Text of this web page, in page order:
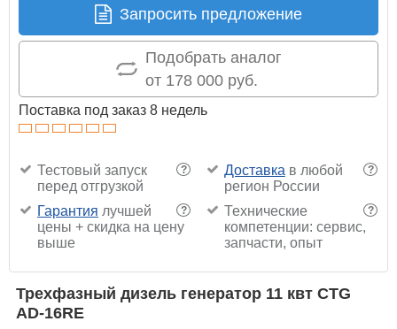
Запросить предложение
Подобрать аналог
от 178 000 руб.
Поставка под заказ 8 недель
?
Тестовый запуск
перед отгрузкой
?
Доставка в любой
регион России
?
Гарантия лучшей
цены + скидка на цену
выше
?
Технические
компетенции: сервис,
запчасти, опыт
Трехфазный дизель генератор 11 квт CTG
AD-16RE